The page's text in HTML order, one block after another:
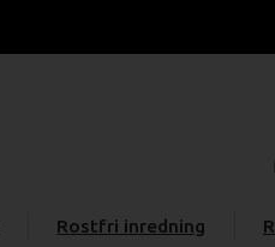
Rostfri inredning